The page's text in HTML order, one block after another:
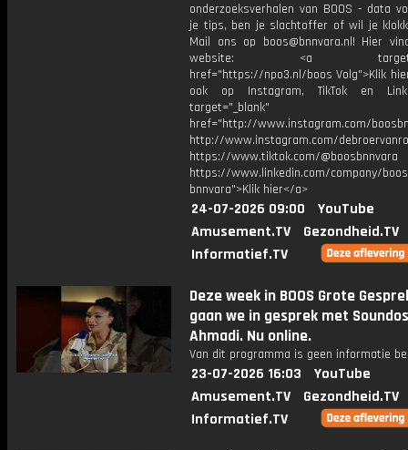
onderzoeksverhalen van BOOS - data
je tips, ben je slachtoffer of wil je
Mail ons op boos@bnnvara.nl! Hier
website: <a
href="https://npo3.nl/boos Volg">Klik
ook op Instagram, TikTok en
target="_blank"
href="http://www.instagram.com/
http://www.instagram.com/
https://www.tiktok.com/@boosbnnvara
https://www.linkedin.com/company/
bnnvara">Klik hier</a>
24-07-2026 09:00
YouTube
Amusement.TV
Gezondheid.TV
Informatief.TV
Deze week in BOOS Grote
gaan we in gesprek met
Ahmadi. Nu online.
Van dit programma is geen informatie
23-07-2026 16:03
YouTube
Amusement.TV
Gezondheid.TV
Informatief.TV